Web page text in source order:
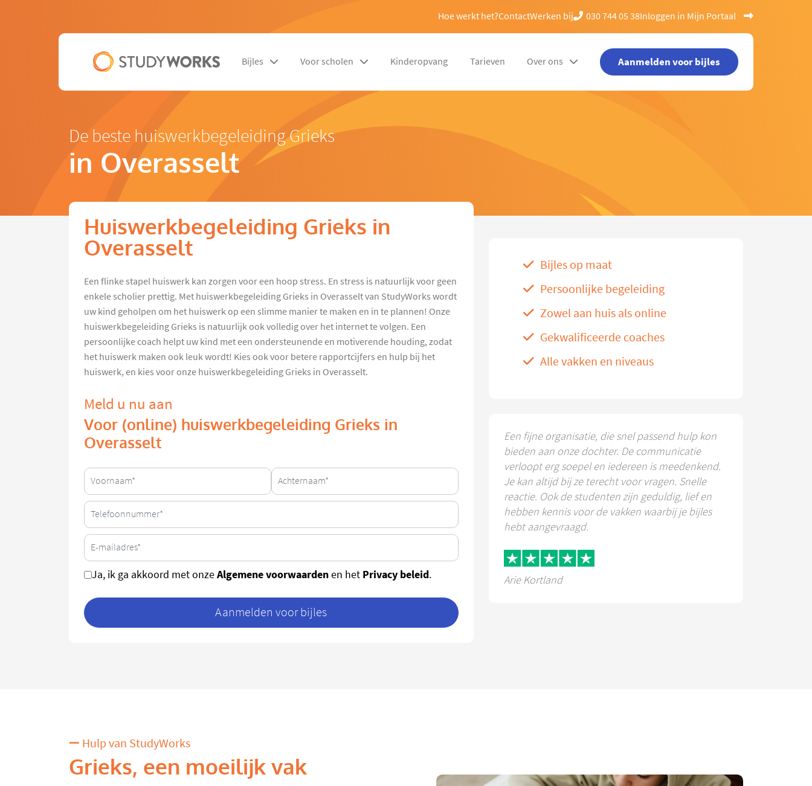
Hoe werkt het?ContactWerken bij 030 744 05 38Inloggen in Mijn Portaal
Bijles Voor scholen Kinderopvang Tarieven Over ons Aanmelden voor bijles
De beste huiswerkbegeleiding Grieks
in Overasselt
Huiswerkbegeleiding Grieks in
Overasselt
Een flinke stapel huiswerk kan zorgen voor een hoop stress. En stress is natuurlijk voor geen
enkele scholier prettig. Met huiswerkbegeleiding Grieks in Overasselt van StudyWorks wordt
uw kind geholpen om het huiswerk op een slimme manier te maken en in te plannen! Onze
huiswerkbegeleiding Grieks is natuurlijk ook volledig over het internet te volgen. Een
persoonlijke coach helpt uw kind met een ondersteunende en motiverende houding, zodat
het huiswerk maken ook leuk wordt! Kies ook voor betere rapportcijfers en hulp bij het
huiswerk, en kies voor onze huiswerkbegeleiding Grieks in Overasselt.
Meld u nu aan
Voor (online) huiswerkbegeleiding Grieks in
Overasselt
Ja, ik ga akkoord met onzeAlgemene voorwaardenen het Privacy beleid.
Aanmelden voor bijles
Bijles op maat
Persoonlijke begeleiding
Zowel aan huis als online
Gekwalificeerde coaches
Alle vakken en niveaus
Een fijne organisatie, die snel passend hulp kon
bieden aan onze dochter. De communicatie
verloopt erg soepel en iedereen is meedenkend.
Je kan altijd bij ze terecht voor vragen. Snelle
reactie. Ook de studenten zijn geduldig, lief en
hebben kennis voor de vakken waarbij je bijles
hebt aangevraagd.
Arie Kortland
Hulp van StudyWorks
Grieks, een moeilijk vak